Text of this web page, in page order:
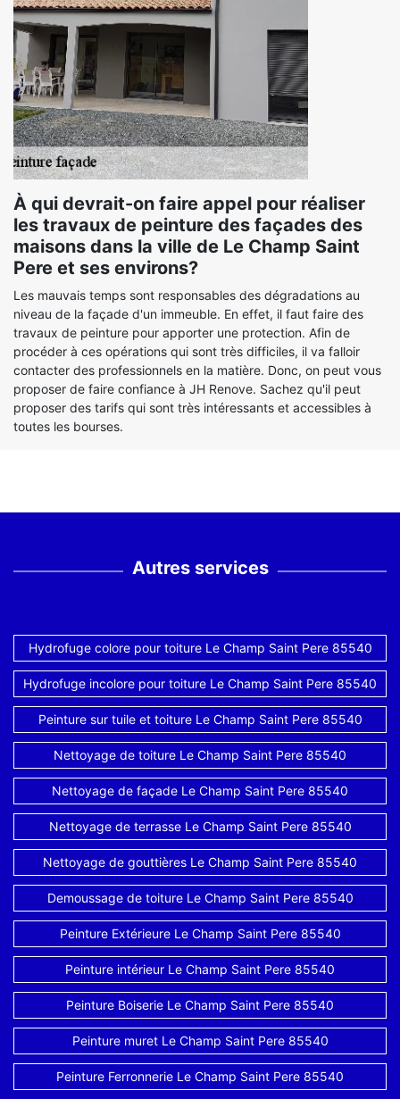
À qui devrait-on faire appel pour réaliser
les travaux de peinture des façades des
maisons dans la ville de Le Champ Saint
Pere et ses environs?
Les mauvais temps sont responsables des dégradations au
niveau de la façade d'un immeuble. En effet, il faut faire des
travaux de peinture pour apporter une protection. Afin de
procéder à ces opérations qui sont très difficiles, il va falloir
contacter des professionnels en la matière. Donc, on peut vous
proposer de faire confiance à JH Renove. Sachez qu'il peut
proposer des tarifs qui sont très intéressants et accessibles à
toutes les bourses.
Autres services
Hydrofuge colore pour toiture Le Champ Saint Pere 85540
Hydrofuge incolore pour toiture Le Champ Saint Pere 85540
Peinture sur tuile et toiture Le Champ Saint Pere 85540
Nettoyage de toiture Le Champ Saint Pere 85540
Nettoyage de façade Le Champ Saint Pere 85540
Nettoyage de terrasse Le Champ Saint Pere 85540
Nettoyage de gouttières Le Champ Saint Pere 85540
Demoussage de toiture Le Champ Saint Pere 85540
Peinture Extérieure Le Champ Saint Pere 85540
Peinture intérieur Le Champ Saint Pere 85540
Peinture Boiserie Le Champ Saint Pere 85540
Peinture muret Le Champ Saint Pere 85540
Peinture Ferronnerie Le Champ Saint Pere 85540